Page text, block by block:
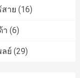
สาย (16)
า (6)
ลย์ (29)